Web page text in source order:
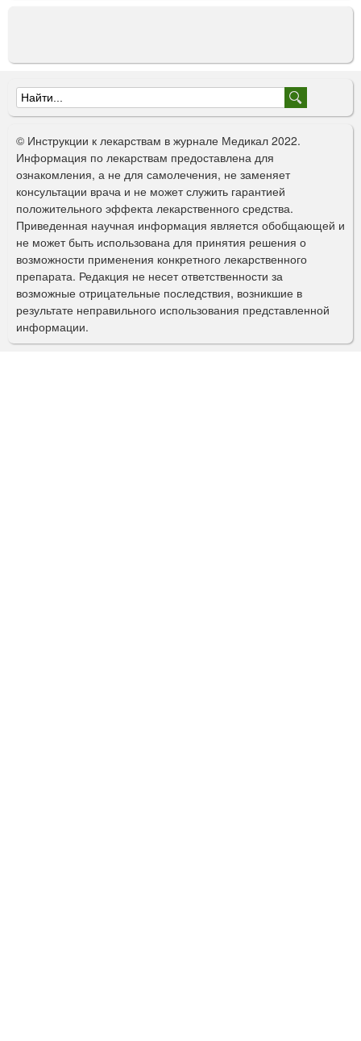
Ф
о
р
м
а
п
о
и
с
к
© Инструкции к лекарствам в журнале Медикал 2022.
Информация по лекарствам предоставлена для
ознакомления, а не для самолечения, не заменяет
консультации врача и не может служить гарантией
положительного эффекта лекарственного средства.
Приведенная научная информация является обобщающей и
не может быть использована для принятия решения о
возможности применения конкретного лекарственного
препарата. Редакция не несет ответственности за
возможные отрицательные последствия, возникшие в
результате неправильного использования представленной
информации.